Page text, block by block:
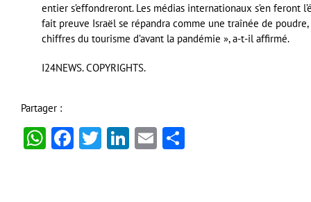
entier s’effondreront. Les médias internationaux s’en feront
fait preuve Israël se répandra comme une traînée de
chiffres du tourisme d’avant la pandémie », a-t-il affirmé.
I24NEWS. COPYRIGHTS.
Partager :
WhatsApp
Facebook
Twitter
LinkedIn
Email